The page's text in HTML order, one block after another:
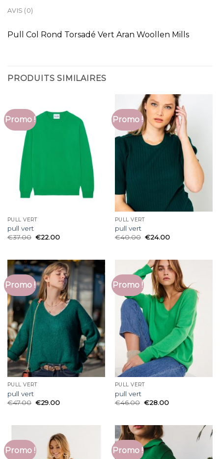
AVIS (0)
Pull Col Rond Torsadé Vert Aran Woollen Mills
PRODUITS SIMILAIRES
Promo !
PULL VERT
pull vert
€37.00 €22.00
Promo !
PULL VERT
pull vert
€40.00 €24.00
Promo !
PULL VERT
pull vert
€47.00 €29.00
Promo !
PULL VERT
pull vert
€46.00 €28.00
Promo ! Promo !